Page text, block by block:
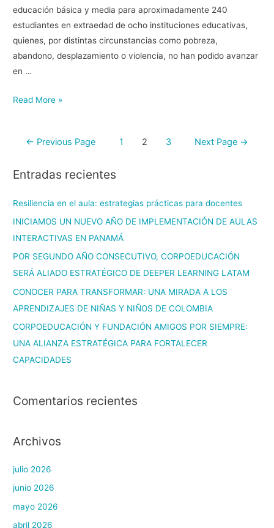
educación básica y media para aproximadamente 240
estudiantes en extraedad de ocho instituciones educativas,
quienes, por distintas circunstancias como pobreza,
abandono, desplazamiento o violencia, no han podido avanzar
en …
Read More »
← Previous Page 1 2 3 Next Page →
Entradas recientes
Resiliencia en el aula: estrategias prácticas para docentes
INICIAMOS UN NUEVO AÑO DE IMPLEMENTACIÓN DE AULAS
INTERACTIVAS EN PANAMÁ
POR SEGUNDO AÑO CONSECUTIVO, CORPOEDUCACIÓN
SERÁ ALIADO ESTRATÉGICO DE DEEPER LEARNING LATAM
CONOCER PARA TRANSFORMAR: UNA MIRADA A LOS
APRENDIZAJES DE NIÑAS Y NIÑOS DE COLOMBIA
CORPOEDUCACIÓN Y FUNDACIÓN AMIGOS POR SIEMPRE:
UNA ALIANZA ESTRATÉGICA PARA FORTALECER
CAPACIDADES
Comentarios recientes
Archivos
julio 2026
junio 2026
mayo 2026
abril 2026